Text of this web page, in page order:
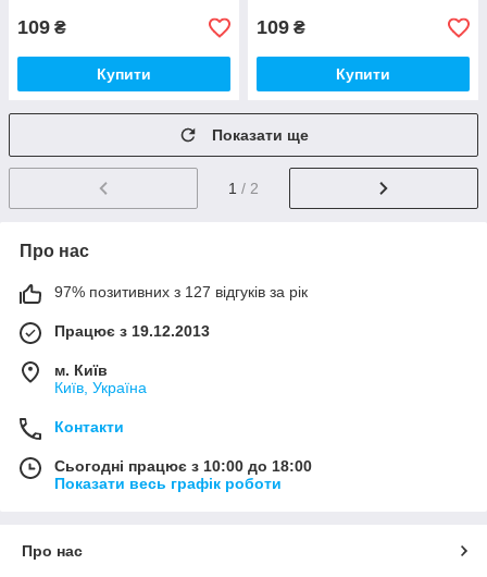
109 ₴
Купити
109 ₴
Купити
Показати ще
1 / 2
Про нас
97% позитивних з 127 відгуків за рік
Працює з 19.12.2013
м. Київ
Київ, Україна
Контакти
Сьогодні працює з 10:00 до 18:00
Показати весь графік роботи
Про нас